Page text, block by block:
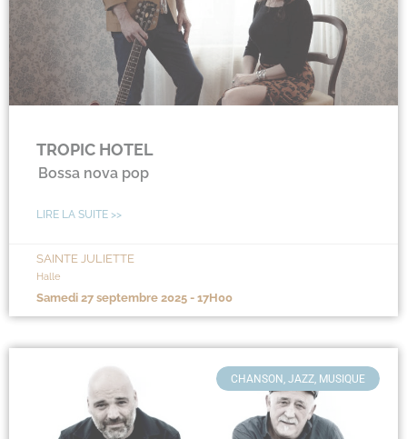
TROPIC HOTEL
Bossa nova pop
LIRE LA SUITE >>
SAINTE JULIETTE
Halle
samedi 27 septembre 2025 - 17H00
CHANSON, JAZZ, MUSIQUE